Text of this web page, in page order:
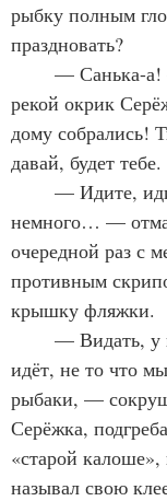
рыбку полным
праздновать?
рекой окрик
дому собрались!
давай, будет тебе.
немного… —
очередной раз с
противным
крышку фляжки.
идёт, не то что
рыбаки, —
Серёжка,
«старой калоше»,
называл свою